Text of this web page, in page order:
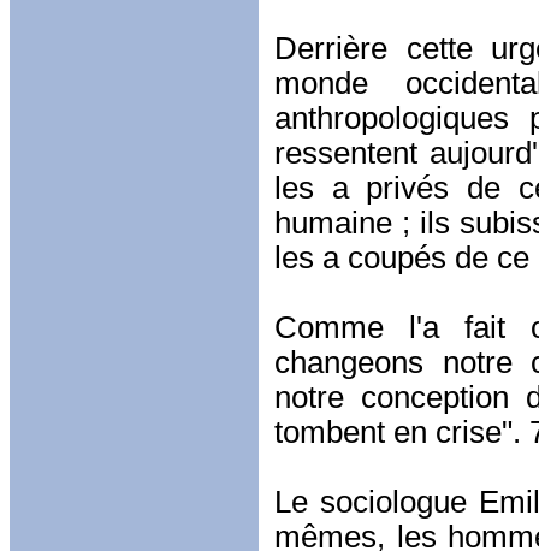
Derrière cette
monde
ressentent
les a privés de
humaine ; ils
les a coupés de
Comme l'a fait
changeons notre
notre conception
tombent en crise".
Le sociologue
mêmes, les